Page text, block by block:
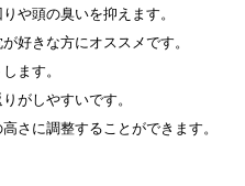
や頭の臭いを抑えます。
好きな方にオススメです。
ます。
がしやすいです。
さに調整することができます。